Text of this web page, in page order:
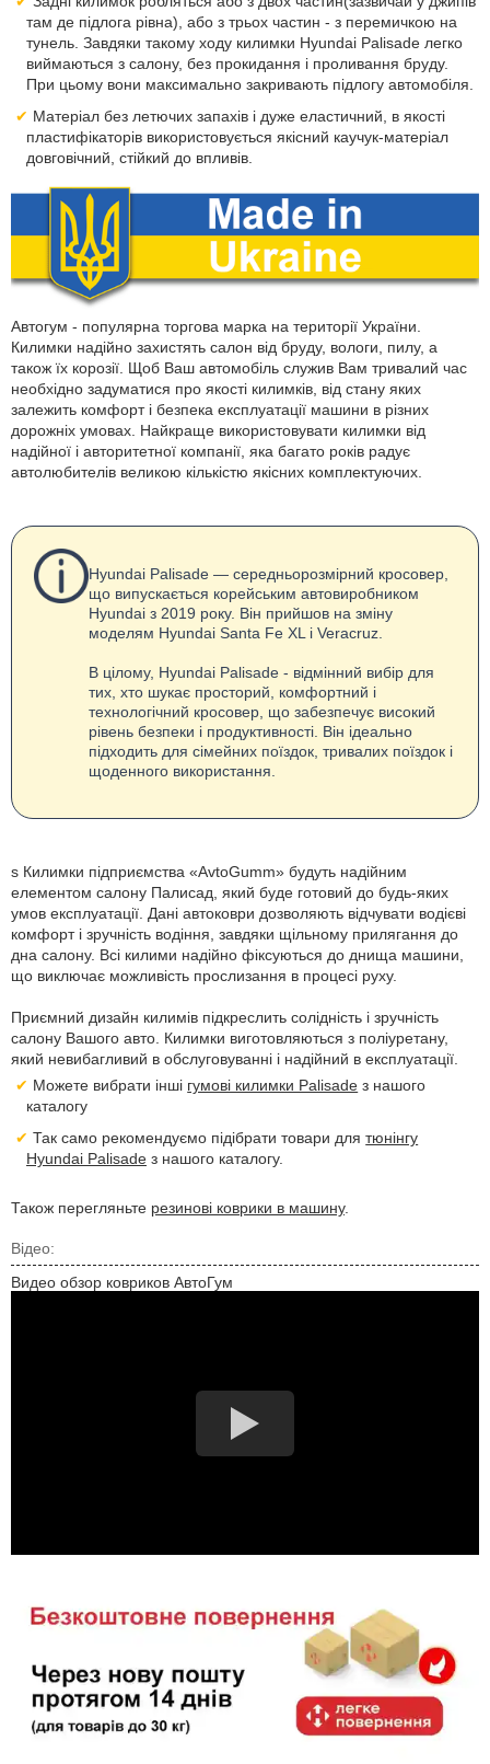
там де підлога рівна), або з трьох частин - з перемичкою на
тунель. Завдяки такому ходу килимки Hyundai Palisade легко
виймаються з салону, без прокидання і проливання бруду.
При цьому вони максимально закривають підлогу автомобіля.
Матеріал без летючих запахів і дуже еластичний, в якості
пластифікаторів використовується якісний каучук-матеріал
довговічний, стійкий до впливів.
Автогум - популярна торгова марка на території України.
Килимки надійно захистять салон від бруду, вологи, пилу, а
також їх корозії. Щоб Ваш автомобіль служив Вам тривалий час
необхідно задуматися про якості килимків, від стану яких
залежить комфорт і безпека експлуатації машини в різних
дорожніх умовах. Найкраще використовувати килимки від
надійної і авторитетної компанії, яка багато років радує
автолюбителів великою кількістю якісних комплектуючих.
Hyundai Palisade — середньорозмірний кросовер,
що випускається корейським автовиробником
Hyundai з 2019 року. Він прийшов на зміну
моделям Hyundai Santa Fe XL і Veracruz.
В цілому, Hyundai Palisade - відмінний вибір для
тих, хто шукає просторий, комфортний і
технологічний кросовер, що забезпечує високий
рівень безпеки і продуктивності. Він ідеально
підходить для сімейних поїздок, тривалих поїздок і
щоденного використання.
s Килимки підприємства «AvtoGumm» будуть надійним
елементом салону Палисад, який буде готовий до будь-яких
умов експлуатації. Дані автоковри дозволяють відчувати водієві
комфорт і зручність водіння, завдяки щільному прилягання до
дна салону. Всі килими надійно фіксуються до днища машини,
що виключає можливість прослизання в процесі руху.
Приємний дизайн килимів підкреслить солідність і зручність
салону Вашого авто. Килимки виготовляються з поліуретану,
який невибагливий в обслуговуванні і надійний в експлуатації.
Можете вибрати інші гумові килимки Palisade з нашого
каталогу
Так само рекомендуємо підібрати товари длятюнінгу
Hyundai Palisade з нашого каталогу.
Також перегляньте резинові коврики в машину.
Відео:
Видео обзор ковриков АвтоГум